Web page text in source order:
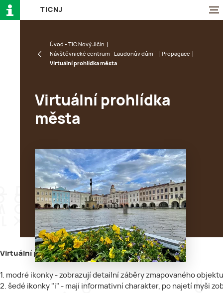
TI CN J
Úvod - TIC Nový Jičín
Návštěvnické centrum ''Laudonův dům''
Propagace
Virtuální prohlídka města
Virtuální prohlídka
města
Virtuální prohlídku tvoří 3 elementy:
1. modré ikonky - zobrazují detailní záběry zmapovaného
2. šedé ikonky "i" - mají informativní charakter, po najetí myši